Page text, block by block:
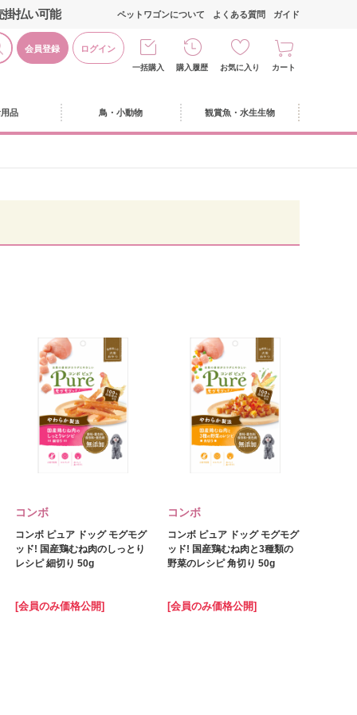
掛払い可能
会員登録 ログイン
ペットワゴンについて よくある質問 ガイド
一括購入 購入履歴 お気に入り カート
品 鳥・小動物 観賞魚・水生生物
コンボ
コンボ ピュア ドッグ モグモグ
ッド! 国産鶏むね肉のしっとり
レシピ 細切り 50g
[会員のみ価格公開]
コンボ
コンボ ピュア ドッグ モグモグ
ッド! 国産鶏むね肉と3種類の
野菜のレシピ 角切り 50g
[会員のみ価格公開]